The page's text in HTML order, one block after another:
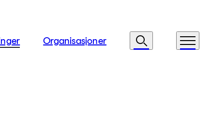
Organisasjoner Søk Meny